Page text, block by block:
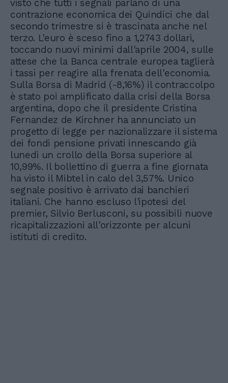
visto che tutti i segnali parlano di una
contrazione economica dei Quindici che dal
secondo trimestre si è trascinata anche nel
terzo. L'euro è sceso fino a 1,2743 dollari,
toccando nuovi minimi dall'aprile 2004, sulle
attese che la Banca centrale europea taglierà
i tassi per reagire alla frenata dell'economia.
Sulla Borsa di Madrid (-8,16%) il contraccolpo
è stato poi amplificato dalla crisi della Borsa
argentina, dopo che il presidente Cristina
Fernandez de Kirchner ha annunciato un
progetto di legge per nazionalizzare il sistema
dei fondi pensione privati innescando già
lunedì un crollo della Borsa superiore al
10,99%. Il bollettino di guerra a fine giornata
ha visto il Mibtel in calo del 3,57%. Unico
segnale positivo è arrivato dai banchieri
italiani. Che hanno escluso l'ipotesi del
premier, Silvio Berlusconi, su possibili nuove
ricapitalizzazioni all'orizzonte per alcuni
istituti di credito.